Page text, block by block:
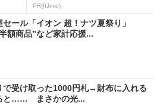
PR(IIJmio)
ール「イオン 超！ナツ夏祭り」
額商品”など家計応援...
で受け取った1000円札→財布に入れる
と…… まさかの光...